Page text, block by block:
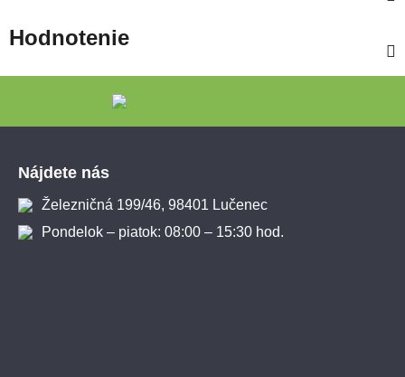
Hodnotenie
Nájdete nás
Železničná 199/46, 98401 Lučenec
Pondelok – piatok: 08:00 – 15:30 hod.